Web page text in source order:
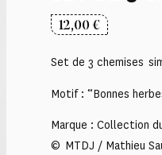
12,00€
Set de 3 chemises
Motif : “Bonnes
Marque : Collection
© MTDJ / Mathieu